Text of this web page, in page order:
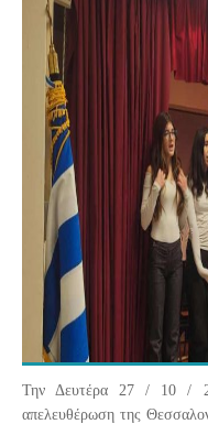
Την Δευτέρα 27 / 10 /
απελευθέρωση της